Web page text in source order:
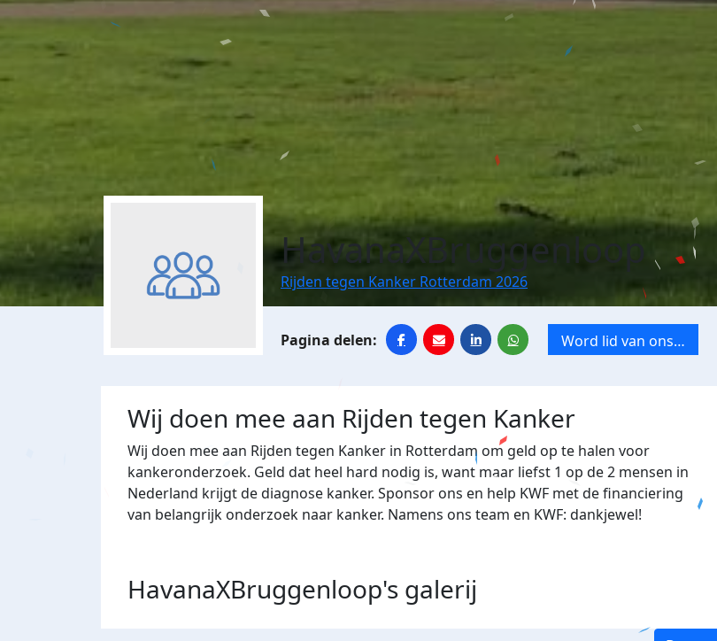
HavanaXBruggenloop
Rijden tegen Kanker Rotterdam 2026
Word lid van ons
team
Wij doen mee aan Rijden tegen Kanker
Wij doen mee aan Rijden tegen Kanker in Rotterdam om geld op te halen voor
kankeronderzoek. Geld dat heel hard nodig is, want maar liefst 1 op de 2 mensen in
Nederland krijgt de diagnose kanker. Sponsor ons en help KWF met de financiering
van belangrijk onderzoek naar kanker. Namens ons team en KWF: dankjewel!
HavanaXBruggenloop's galerij